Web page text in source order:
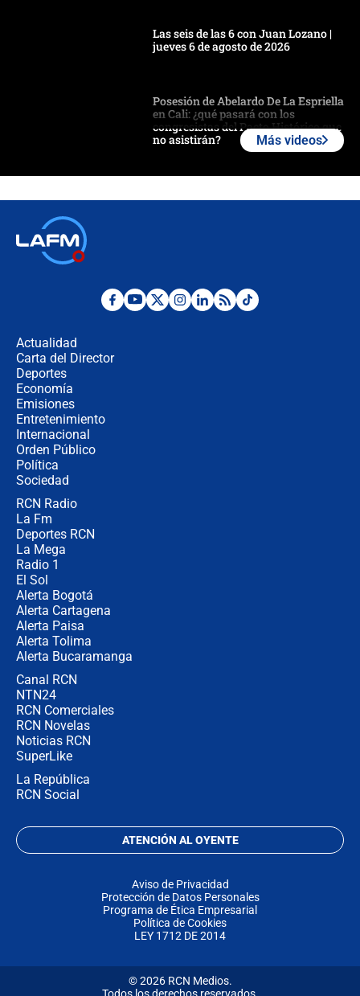
Las seis de las 6 con Juan Lozano |
jueves 6 de agosto de 2026
Posesión de Abelardo De La Espriella
en Cali: ¿qué pasará con los
congresistas del Pacto Histórico que
no asistirán?
¿Por qué De la Espriella gobernará
Más videos
Actualidad
Carta del Director
Deportes
Economía
Emisiones
Entretenimiento
Internacional
Orden Público
Política
Sociedad
RCN Radio
La Fm
Deportes RCN
La Mega
Radio 1
El Sol
Alerta Bogotá
Alerta Cartagena
Alerta Paisa
Alerta Tolima
Alerta Bucaramanga
Canal RCN
NTN24
RCN Comerciales
RCN Novelas
Noticias RCN
SuperLike
La República
RCN Social
ATENCIÓN AL OYENTE
Aviso de Privacidad
Protección de Datos Personales
Programa de Ética Empresarial
Política de Cookies
LEY 1712 DE 2014
© 2026 RCN Medios.
Todos los derechos reservados.